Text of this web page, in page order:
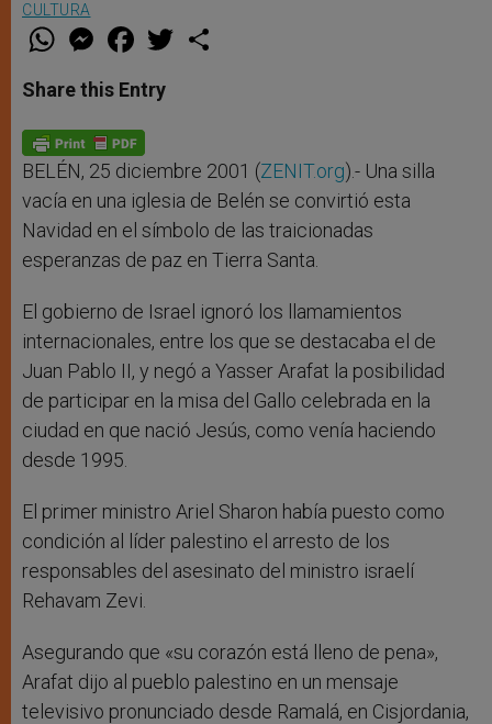
CULTURA
W
t
s
p
p
M
e
s
e
g
e
r
F
a
e
b
o
k
w
Share this Entry
BELÉN, 25 diciembre 2001 (ZENIT.org).- Una silla
vacía en una iglesia de Belén se convirtió esta
Navidad en el símbolo de las traicionadas
esperanzas de paz en Tierra Santa.
El gobierno de Israel ignoró los llamamientos
internacionales, entre los que se destacaba el de
Juan Pablo II, y negó a Yasser Arafat la posibilidad
de participar en la misa del Gallo celebrada en la
ciudad en que nació Jesús, como venía haciendo
desde 1995.
El primer ministro Ariel Sharon había puesto como
condición al líder palestino el arresto de los
responsables del asesinato del ministro israelí
Rehavam Zevi.
Asegurando que «su corazón está lleno de pena»,
Arafat dijo al pueblo palestino en un mensaje
televisivo pronunciado desde Ramalá, en Cisjordania,